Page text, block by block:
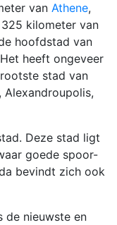
van Athene,
kilometer van
hoofdstad van
heeft ongeveer
stad van
Deze stad ligt
goede spoor-
bevindt zich ook
de nieuwste en